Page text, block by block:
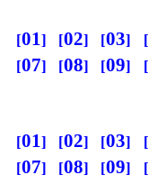
01 02 03
07
08 09
01 02 03
07
08 09